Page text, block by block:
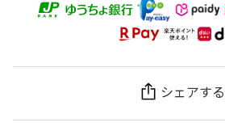
シェアする